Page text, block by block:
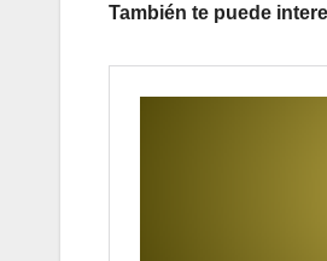
También te puede